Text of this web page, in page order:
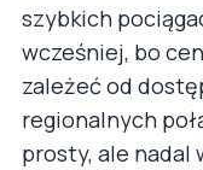
szybkich
wcześniej, bo
zależeć od
regionalnych
prosty, ale nadal